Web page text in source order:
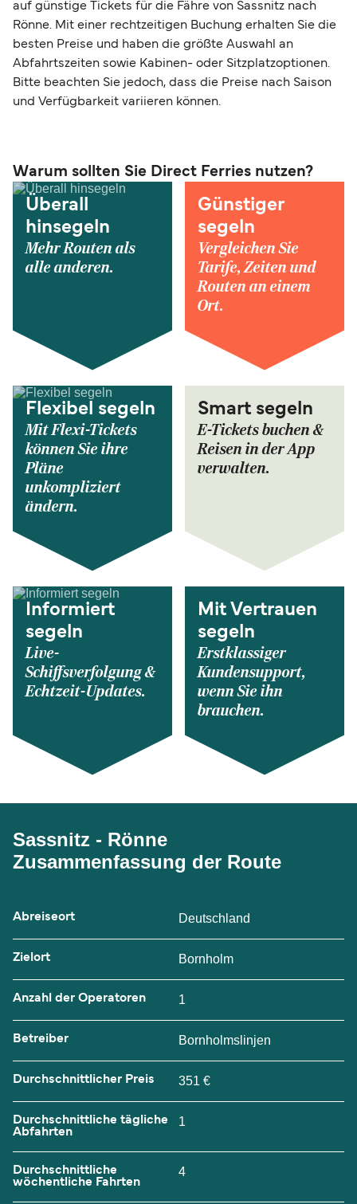
auf günstige Tickets für die Fähre von Sassnitz nach
Rönne. Mit einer rechtzeitigen Buchung erhalten Sie die
besten Preise und haben die größte Auswahl an
Abfahrtszeiten sowie Kabinen- oder Sitzplatzoptionen.
Bitte beachten Sie jedoch, dass die Preise nach Saison
und Verfügbarkeit variieren können.
Warum sollten Sie Direct Ferries nutzen?
Überall
hinsegeln
Mehr Routen als
alle anderen.
Günstiger
segeln
Vergleichen Sie
Tarife, Zeiten und
Routen an einem
Ort.
Flexibel segeln
Mit Flexi-Tickets
können Sie ihre
Pläne
unkompliziert
ändern.
Smart segeln
E-Tickets buchen &
Reisen in der App
verwalten.
Informiert
segeln
Live-
Schiffsverfolgung &
Echtzeit-Updates.
Mit Vertrauen
segeln
Erstklassiger
Kundensupport,
wenn Sie ihn
brauchen.
Sassnitz - Rönne
Zusammenfassung der Route
Abreiseort Deutschland
Zielort Bornholm
Anzahl der Operatoren 1
Betreiber Bornholmslinjen
Durchschnittlicher Preis 351 €
Durchschnittliche tägliche
Abfahrten
1
Durchschnittliche
wöchentliche Fahrten
4